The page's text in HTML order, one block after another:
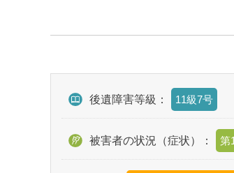
後遺障害等級： 11級7号
被害者の状況（症状）： 第